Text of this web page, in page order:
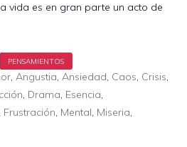
vida es en gran parte un acto de
, Angustia, Ansiedad, Caos, Crisis,
, Drama, Esencia,
Frustración, Mental, Miseria,